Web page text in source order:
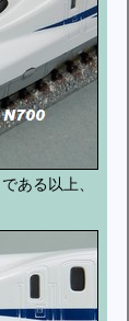
ある以上、